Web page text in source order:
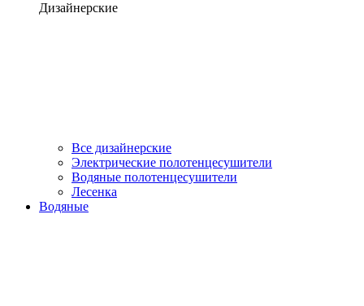
Дизайнерские
Все дизайнерские
Электрические полотенцесушители
Водяные полотенцесушители
Лесенка
Водяные